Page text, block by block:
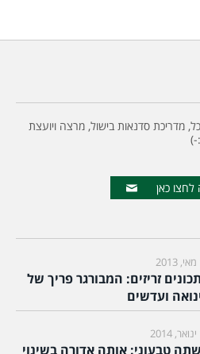
מדריכת סדנאות בישול, מרצה ויועצת
)
כאן
זריזים: המבורגר פריך של
ועדשים
טבעוני: אותה אדורה בשינוי